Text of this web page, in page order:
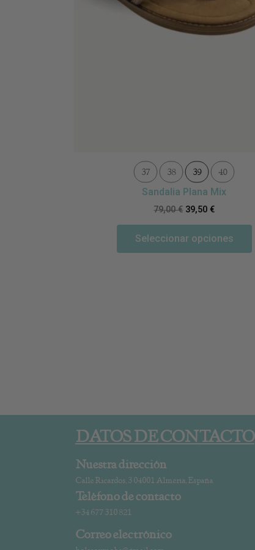
37 38 39 40
Sandalia Plana Mix
79,00€ 39,50 €
Seleccionar opciones
DATOS DE CONTACTO
Nuestra dirección
Calle Ricardos, 3 04001 Almería, España
Teléfono de contacto
+34 677 310 821
Correo electrónico